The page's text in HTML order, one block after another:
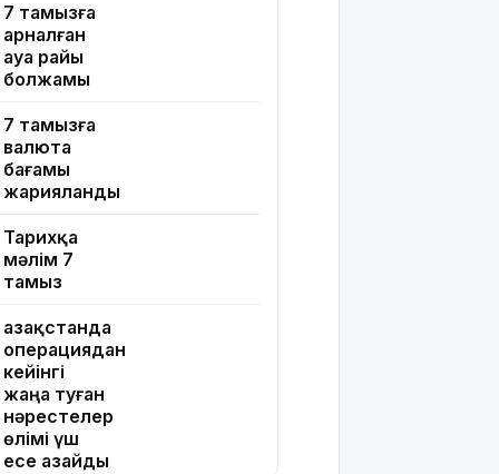
7 тамызға
арналған
ауа райы
болжамы
7 тамызға
валюта
бағамы
жарияланды
Тарихқа
мәлім 7
тамыз
Қазақстанда
операциядан
кейінгі
жаңа туған
нәрестелер
өлімі үш
есе азайды